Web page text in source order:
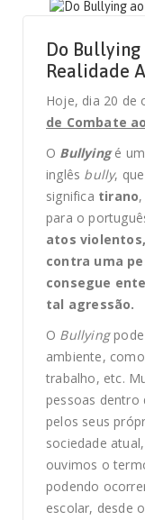
Do
Realidade
Hoje, dia 20 de
de Combate
O Bullyingé
inglês bully, que
significa tirano,
para o
atos
contra uma
consegue
tal agressão.
O Bullyingpode
ambiente,
trabalho, etc.
pessoas dentro
pelos seus
sociedade
ouvimos o
podendo
escolar, desde